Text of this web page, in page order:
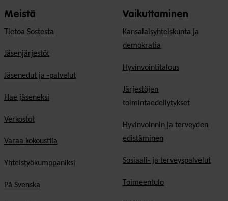
Meistä
Tietoa Sostesta
Jäsenjärjestöt
Jäsenedut ja -palvelut
Hae jäseneksi
Verkostot
Varaa kokoustila
Yhteistyökumppaniksi
På Svenska
Vaikuttaminen
Kansalaisyhteiskunta ja
demokratia
Hyvinvointitalous
Järjestöjen
toimintaedellytykset
Hyvinvoinnin ja terveyden
edistäminen
Sosiaali- ja terveyspalvelut
Toimeentulo